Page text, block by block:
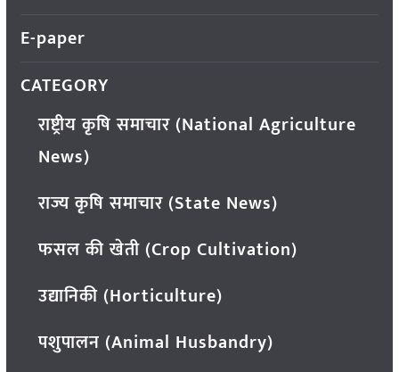
E-paper
CATEGORY
राष्ट्रीय कृषि समाचार (National Agriculture
News)
राज्य कृषि समाचार (State News)
फसल की खेती (Crop Cultivation)
उद्यानिकी (Horticulture)
पशुपालन (Animal Husbandry)